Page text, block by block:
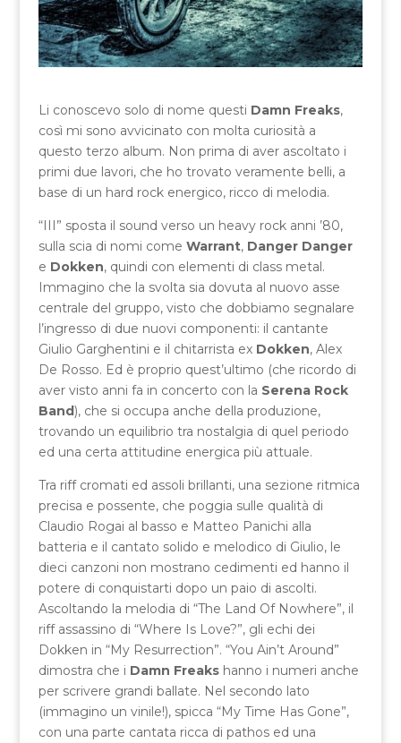
Li conoscevo solo di nome questi Damn Freaks,
così mi sono avvicinato con molta curiosità a
questo terzo album. Non prima di aver ascoltato i
primi due lavori, che ho trovato veramente belli, a
base di un hard rock energico, ricco di melodia.
“III” sposta il sound verso un heavy rock anni ’80,
sulla scia di nomi come Warrant, Danger Danger
e Dokken, quindi con elementi di class metal.
Immagino che la svolta sia dovuta al nuovo asse
centrale del gruppo, visto che dobbiamo segnalare
l’ingresso di due nuovi componenti: il cantante
Giulio Garghentini e il chitarrista ex Dokken, Alex
De Rosso. Ed è proprio quest’ultimo (che ricordo di
aver visto anni fa in concerto con la Serena Rock
Band), che si occupa anche della produzione,
trovando un equilibrio tra nostalgia di quel periodo
ed una certa attitudine energica più attuale.
Tra riff cromati ed assoli brillanti, una sezione ritmica
precisa e possente, che poggia sulle qualità di
Claudio Rogai al basso e Matteo Panichi alla
batteria e il cantato solido e melodico di Giulio, le
dieci canzoni non mostrano cedimenti ed hanno il
potere di conquistarti dopo un paio di ascolti.
Ascoltando la melodia di “The Land Of Nowhere”, il
riff assassino di “Where Is Love?”, gli echi dei
Dokken in “My Resurrection”. “You Ain’t Around”
dimostra che i Damn Freakshanno i numeri anche
per scrivere grandi ballate. Nel secondo lato
(immagino un vinile!), spicca “My Time Has Gone”,
con una parte cantata ricca di pathos ed una